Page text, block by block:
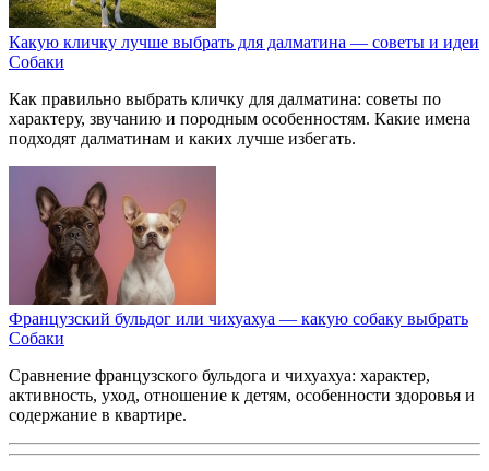
Какую кличку лучше выбрать для далматина — советы и идеи
Собаки
Как правильно выбрать кличку для далматина: советы по
характеру, звучанию и породным особенностям. Какие имена
подходят далматинам и каких лучше избегать.
Французский бульдог или чихуахуа — какую собаку выбрать
Собаки
Сравнение французского бульдога и чихуахуа: характер,
активность, уход, отношение к детям, особенности здоровья и
содержание в квартире.